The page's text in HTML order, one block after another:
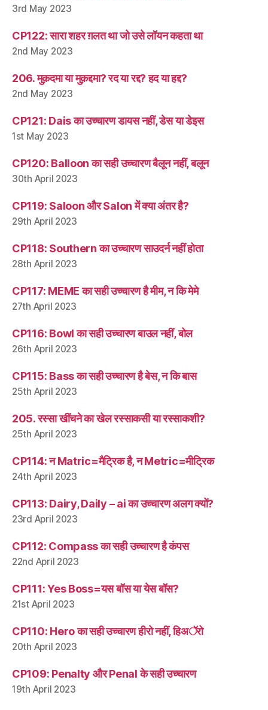
3rd May 2023
CP122: सारा शहर ग़लत था जो उसे लॉयन कहता था
2nd May 2023
206. मुक़दमा या मुक़द्दमा? रद या रद्द? हद या हद्द?
2nd May 2023
CP121: Dais का उच्चारण डायस नहीं, डेस या डेइस
1st May 2023
CP120: Balloon का सही उच्चारण बैलून नहीं, बलून
30th April 2023
CP119: Saloon और Salon में क्या अंतर है?
29th April 2023
CP118: Southern का उच्चारण साउदर्न नहीं होता
28th April 2023
CP117: MEME का सही उच्चारण है मीम, न कि मेमे
27th April 2023
CP116: Bowl का सही उच्चारण बाउल नहीं, बोल
26th April 2023
CP115: Bass का सही उच्चारण है बेस, न कि बास
25th April 2023
205. रस्सा खींचने का खेल रस्साकसी या रस्साकशी?
25th April 2023
CP114: न Matric=मैट्रिक है, न Metric=मीट्रिक
24th April 2023
CP113: Dairy, Daily – ai का उच्चारण अलग क्यों?
23rd April 2023
CP112: Compass का सही उच्चारण है कंपस
22nd April 2023
CP111: Yes Boss=यस बॉस या येस बॉस?
21st April 2023
CP110: Hero का सही उच्चारण हीरो नहीं, हिअॅरो
20th April 2023
CP109: Penalty और Penal के सही उच्चारण
19th April 2023